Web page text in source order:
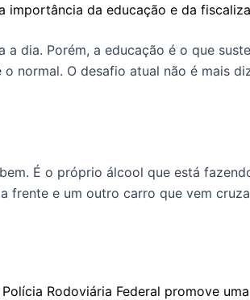
importância da educação e da
dia. Porém, a educação é o que
normal. O desafio atual não é mais
É o próprio álcool que está
frente e um outro carro que vem
Rodoviária Federal promove